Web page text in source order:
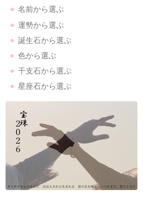
名前から選ぶ
運勢から選ぶ
誕生石から選ぶ
色から選ぶ
干支石から選ぶ
星座石から選ぶ